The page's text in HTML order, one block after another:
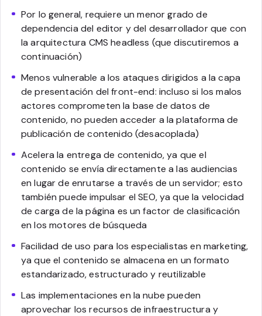
Por lo general, requiere un menor grado de
dependencia del editor y del desarrollador que con
la arquitectura CMS headless (que discutiremos a
continuación)
Menos vulnerable a los ataques dirigidos a la capa
de presentación del front-end: incluso si los malos
actores comprometen la base de datos de
contenido, no pueden acceder a la plataforma de
publicación de contenido (desacoplada)
Acelera la entrega de contenido, ya que el
contenido se envía directamente a las audiencias
en lugar de enrutarse a través de un servidor; esto
también puede impulsar el SEO, ya que la velocidad
de carga de la página es un factor de clasificación
en los motores de búsqueda
Facilidad de uso para los especialistas en marketing,
ya que el contenido se almacena en un formato
estandarizado, estructurado y reutilizable
Las implementaciones en la nube pueden
aprovechar los recursos de infraestructura y